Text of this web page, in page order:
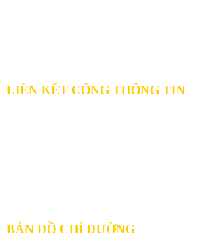
LIÊN KẾT CỔNG THÔNG TIN
BẢN ĐỒ CHỈ ĐƯỜNG